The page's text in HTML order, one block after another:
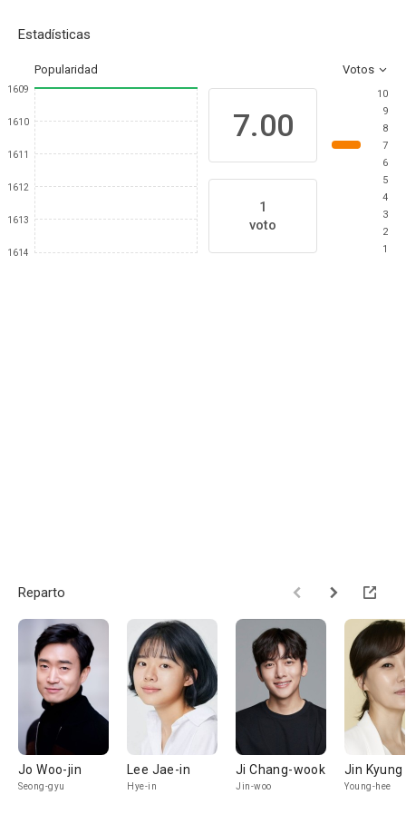
Estadísticas
Popularidad Votos
1609
1610
1611
1612
1613
1614
7.00
1
voto
10
9
8
7
6
5
4
3
2
1
Reparto
Jo Woo-jin
Seong-gyu
Lee Jae-in
Hye-in
Ji Chang-wook
Jin-woo
Jin Kyung
Young-hee